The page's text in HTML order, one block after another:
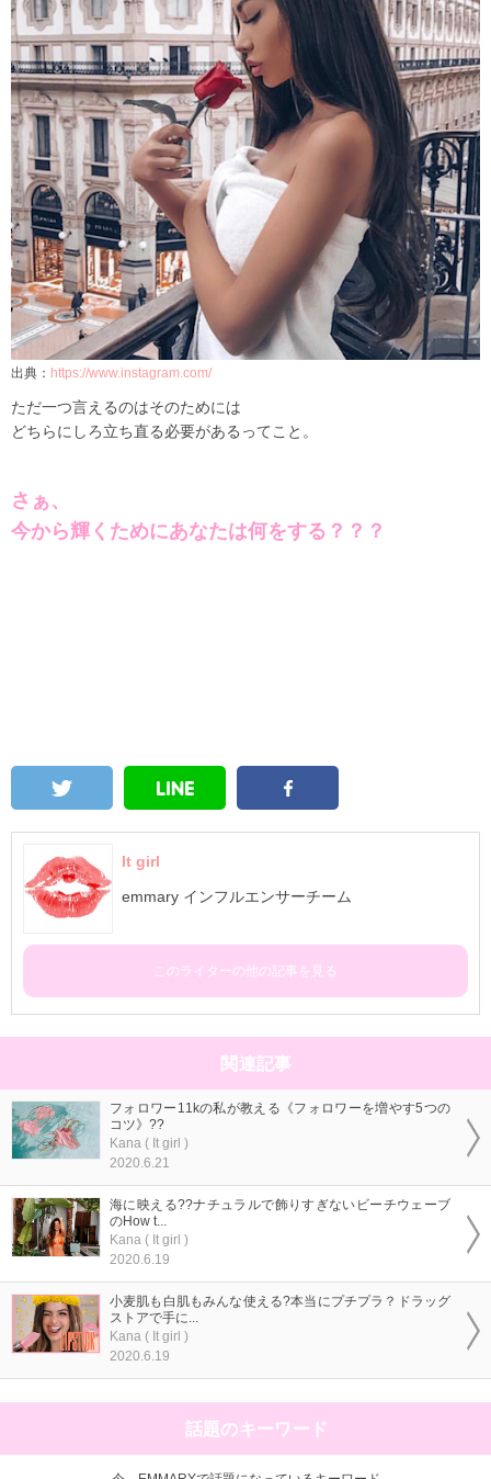
出典： https://www.instagram.com/
ただ一つ言えるのはそのためには
どちらにしろ立ち直る必要があるってこと。
さぁ、
今から輝くためにあなたは何をする？？？
It girl
emmary インフルエンサーチーム
このライターの他の記事を見る
関連記事
フォロワー11kの私が教える《フォロワーを増やす5つの
コツ》??
Kana ( It girl )
2020.6.21
海に映える??ナチュラルで飾りすぎないビーチウェーブ
のHow t...
Kana ( It girl )
2020.6.19
小麦肌も白肌もみんな使える?本当にプチプラ？ドラッグ
ストアで手に...
Kana ( It girl )
2020.6.19
話題のキーワード